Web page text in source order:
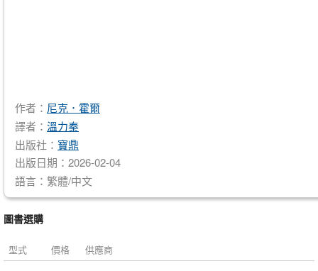
作者： 尼克．霍爾
譯者： 溫力秦
出版社： 寶鼎
出版日期：2026-02-04
語言：繁體/中文
圖書選購
型式 價格 供應商